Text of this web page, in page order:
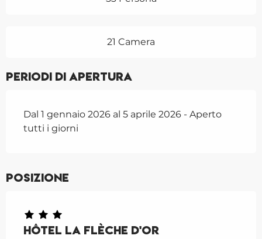
21 Camera
Periodi di apertura
Dal 1 gennaio 2026 al 5 aprile 2026 - Aperto
tutti i giorni
Posizione
Hôtel La Flèche d'Or